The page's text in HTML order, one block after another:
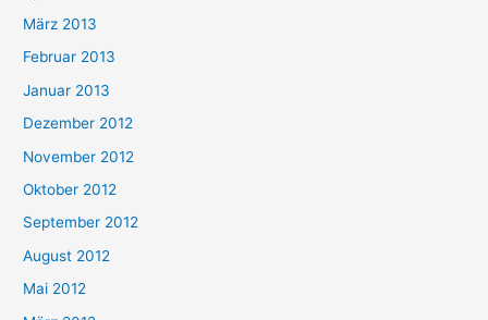
März 2013
Februar 2013
Januar 2013
Dezember 2012
November 2012
Oktober 2012
September 2012
August 2012
Mai 2012